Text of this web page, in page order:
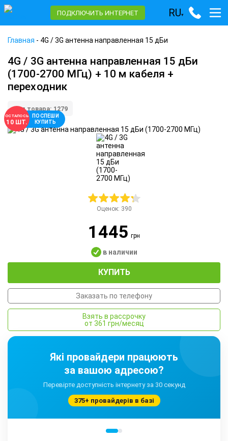
ПОДКЛЮЧИТЬ ИНТЕРНЕТ RU▾
Главная - 4G / 3G антенна направленная 15 дБи
4G / 3G антенна направленная 15 дБи
(1700-2700 МГц) + 10 м кабеля +
переходник
Код товара: 1279
ПОСПЕШИ
КУПИТЬ
ОСТАЛОСЬ
10 ШТ.
Оценок: 390
1445грн
в наличии
КУПИТЬ
Заказать по телефону
Взять в рассрочку
от 361 грн/месяц
Які провайдери працюють
за вашою адресою?
Перевірте доступність інтернету за 30 секунд
375+ провайдерів в базі